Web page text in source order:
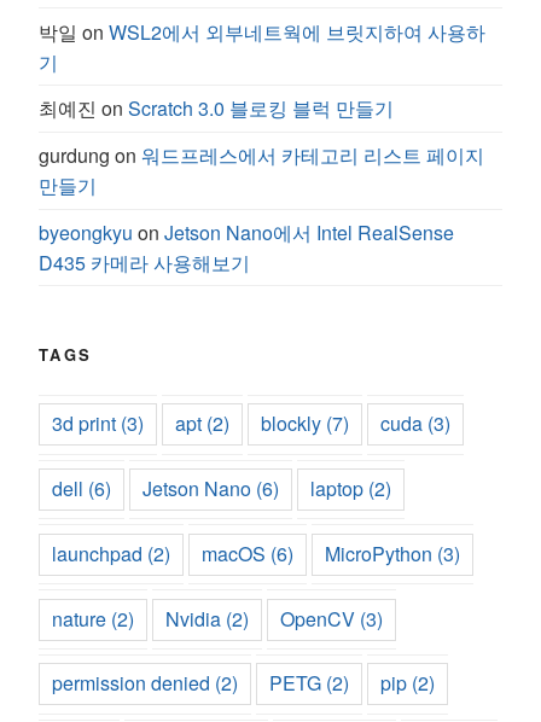
박일 on WSL2에서 외부네트웍에 브릿지하여 사용하
기
최예진 on Scratch 3.0 블로킹 블럭 만들기
gurdung on 워드프레스에서 카테고리 리스트 페이지
만들기
byeongkyu on Jetson Nano에서 Intel RealSense
D435 카메라 사용해보기
TAGS
3d print (3) apt (2) blockly (7) cuda (3)
dell (6) Jetson Nano (6) laptop (2)
launchpad (2) macOS (6) MicroPython (3)
nature (2) Nvidia (2) OpenCV (3)
permission denied (2) PETG (2) pip (2)